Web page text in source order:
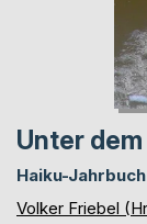
Unter
Haiku-
Volker Friebel